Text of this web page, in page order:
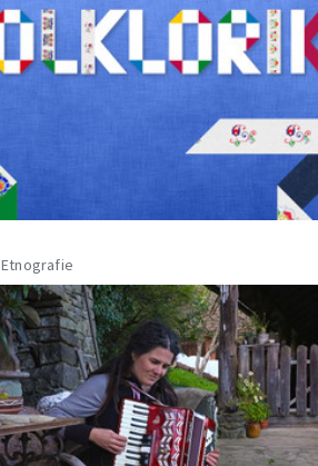
Etnografie